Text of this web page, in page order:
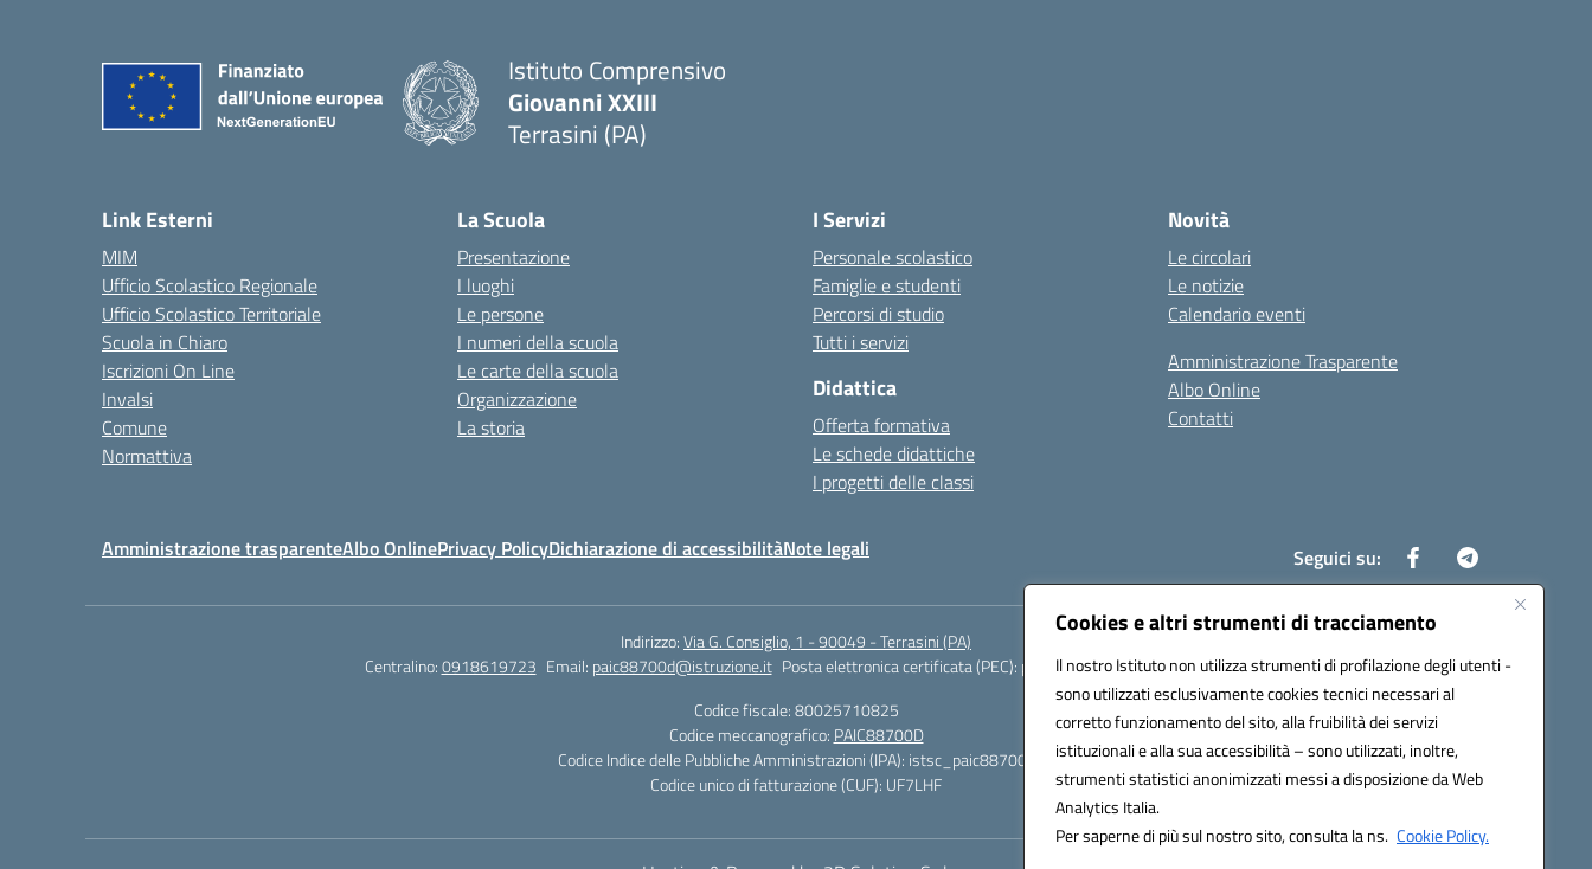
Cookies e altri strumenti di tracciamento
Il nostro Istituto non utilizza strumenti di profilazione degli utenti -
sono utilizzati esclusivamente cookies tecnici necessari al
corretto funzionamento del sito, alla fruibilità dei servizi
istituzionali e alla sua accessibilità – sono utilizzati, inoltre,
strumenti statistici anonimizzati messi a disposizione da Web
Analytics Italia.
Per saperne di più sul nostro sito, consulta la ns. Cookie Policy.
Istituto Comprensivo
Giovanni XXIII
Terrasini (PA)
Link Esterni
MIM
Ufficio Scolastico Regionale
Ufficio Scolastico Territoriale
Scuola in Chiaro
Iscrizioni On Line
Invalsi
Comune
Normattiva
La Scuola
Presentazione
I luoghi
Le persone
I numeri della scuola
Le carte della scuola
Organizzazione
La storia
I Servizi
Personale scolastico
Famiglie e studenti
Percorsi di studio
Tutti i servizi
Didattica
Offerta formativa
Le schede didattiche
I progetti delle classi
Novità
Le circolari
Le notizie
Calendario eventi
Amministrazione Trasparente
Albo Online
Contatti
Amministrazione trasparenteAlbo OnlinePrivacy PolicyDichiarazione di accessibilitàNote legali Seguici su:
Indirizzo:Via G. Consiglio, 1 - 90049 - Terrasini (PA)
Centralino:0918619723 Email: paic88700d@istruzione.it Posta elettronica certificata (PEC): paic88700d@pec.istruzione.it
Codice fiscale: 80025710825
Codice meccanografico: PAIC88700D
Codice Indice delle Pubbliche Amministrazioni (IPA): istsc_paic88700d
Codice unico di fatturazione (CUF): UF7LHF